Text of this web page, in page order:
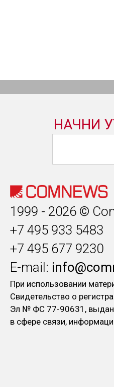
1999 - 2026 ©
+7 495 933 5483
+7 495 677 9230
E-mail:
При использовании
Свидетельство о
Эл № ФC 77-90631,
в сфере связи,